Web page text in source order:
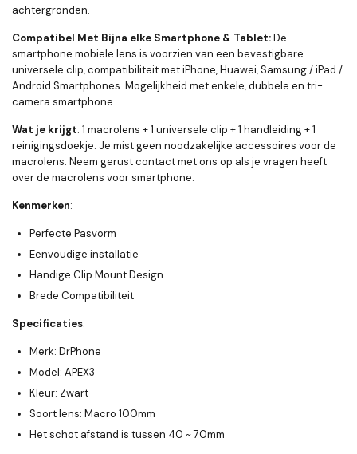
achtergronden.
Compatibel Met Bijna elke Smartphone & Tablet:De
smartphone mobiele lens is voorzien van een bevestigbare
universele clip, compatibiliteit met iPhone, Huawei, Samsung / iPad /
Android Smartphones. Mogelijkheid met enkele, dubbele en tri-
camera smartphone.
Wat je krijgt: 1 macrolens + 1 universele clip + 1 handleiding + 1
reinigingsdoekje. Je mist geen noodzakelijke accessoires voor de
macrolens. Neem gerust contact met ons op als je vragen heeft
over de macrolens voor smartphone.
Kenmerken:
Perfecte Pasvorm
Eenvoudige installatie
Handige Clip Mount Design
Brede Compatibiliteit
Specificaties:
Merk: DrPhone
Model: APEX3
Kleur: Zwart
Soort lens: Macro 100mm
Het schot afstand is tussen 40 ~ 70mm